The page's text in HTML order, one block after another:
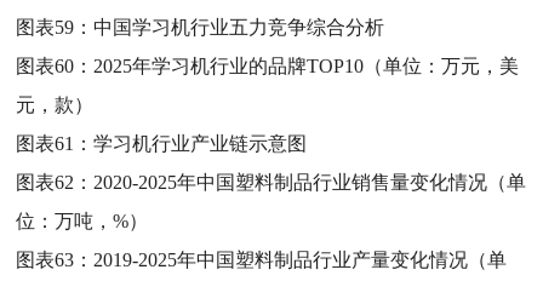
图表59：中国学习机行业五力竞争综合分析
图表60： 2025年学习机行业的品牌TOP10（单位：万元，美
元，款）
图表61：学习机行业产业链示意图
图表62： 2020-2025年中国塑料制品行业销售量变化情况（单
位：万吨，%）
图表63： 2019-2025年中国塑料制品行业产量变化情况（单